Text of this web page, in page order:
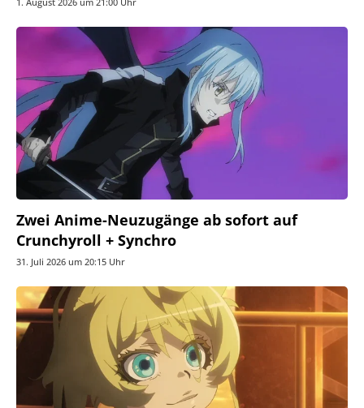
Zwei Anime-Neuzugänge ab sofort auf
Crunchyroll + Synchro
31. Juli 2026 um 20:15 Uhr